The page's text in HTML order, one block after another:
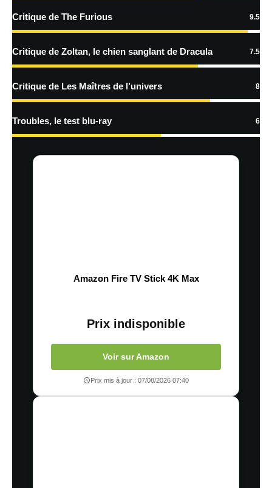
traitées
Critique de The Furious 9.5
Critique de Zoltan, le chien sanglant de Dracula 7.5
Critique de Les Maîtres de l’univers 8
Troubles, le test blu-ray 6
Amazon Fire TV Stick 4K Max
Prix indisponible
Voir sur Amazon
Prix mis à jour : 07/08/2026 07:40